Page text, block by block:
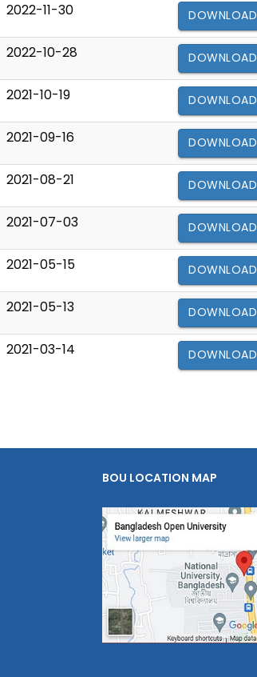
2022-11-30 DOWNLOAD
2022-10-28 DOWNLOAD
2021-10-19 DOWNLOAD
2021-09-16 DOWNLOAD
2021-08-21 DOWNLOAD
2021-07-03 DOWNLOAD
2021-05-15 DOWNLOAD
2021-05-13 DOWNLOAD
2021-03-14 DOWNLOAD
BOU LOCATION MAP